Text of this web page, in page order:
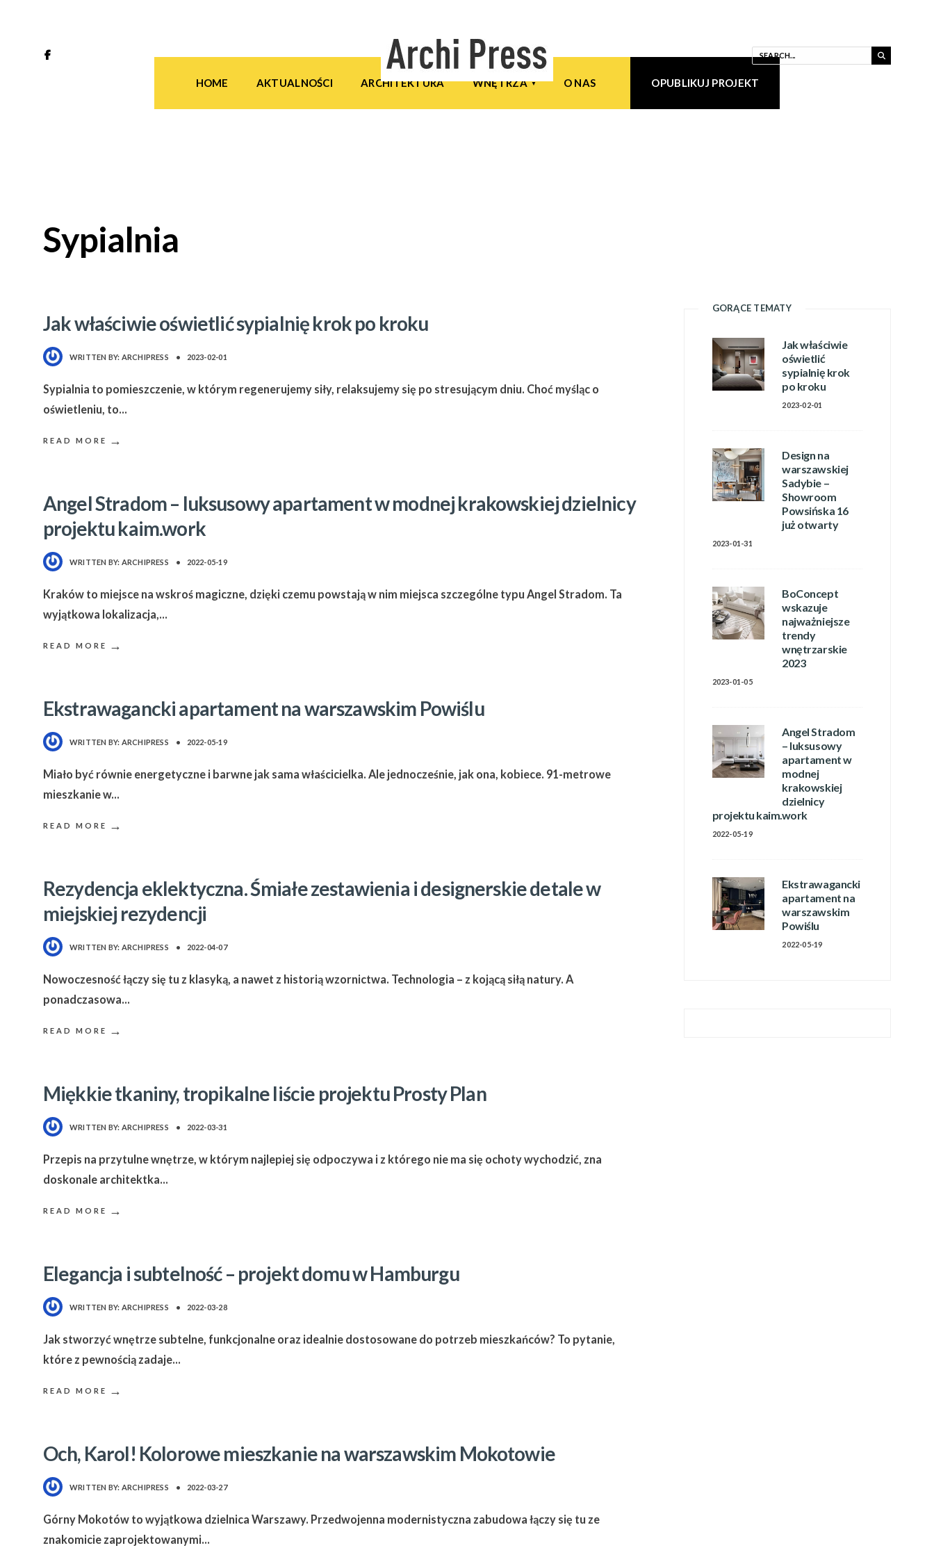
HOME AKTUALNOŚCI ARCHITEKTURA WNĘTRZA O NAS OPUBLIKUJ PROJEKT
Sypialnia
Jak właściwie oświetlić sypialnię krok po kroku
WRITTEN BY: ARCHIPRESS • 2023-02-01
Sypialnia to pomieszczenie, w którym regenerujemy siły, relaksujemy się po stresującym dniu. Choć myśląc o
oświetleniu, to...
READ MORE →
Angel Stradom – luksusowy apartament w modnej krakowskiej dzielnicy
projektu kaim.work
WRITTEN BY: ARCHIPRESS • 2022-05-19
Kraków to miejsce na wskroś magiczne, dzięki czemu powstają w nim miejsca szczególne typu Angel Stradom. Ta
wyjątkowa lokalizacja,...
READ MORE →
Ekstrawagancki apartament na warszawskim Powiślu
WRITTEN BY: ARCHIPRESS • 2022-05-19
Miało być równie energetyczne i barwne jak sama właścicielka. Ale jednocześnie, jak ona, kobiece. 91-metrowe
mieszkanie w...
READ MORE →
Rezydencja eklektyczna. Śmiałe zestawienia i designerskie detale w
miejskiej rezydencji
WRITTEN BY: ARCHIPRESS • 2022-04-07
Nowoczesność łączy się tu z klasyką, a nawet z historią wzornictwa. Technologia – z kojącą siłą natury. A
ponadczasowa...
READ MORE →
Miękkie tkaniny, tropikalne liście projektu Prosty Plan
WRITTEN BY: ARCHIPRESS • 2022-03-31
Przepis na przytulne wnętrze, w którym najlepiej się odpoczywa i z którego nie ma się ochoty wychodzić, zna
doskonale architektka...
READ MORE →
Elegancja i subtelność – projekt domu w Hamburgu
WRITTEN BY: ARCHIPRESS • 2022-03-28
Jak stworzyć wnętrze subtelne, funkcjonalne oraz idealnie dostosowane do potrzeb mieszkańców? To pytanie,
które z pewnością zadaje...
READ MORE →
Och, Karol! Kolorowe mieszkanie na warszawskim Mokotowie
WRITTEN BY: ARCHIPRESS • 2022-03-27
Górny Mokotów to wyjątkowa dzielnica Warszawy. Przedwojenna modernistyczna zabudowa łączy się tu ze
znakomicie zaprojektowanymi...
GORĄCE TEMATY
Jak właściwie
oświetlić
sypialnię krok
po kroku
2023-02-01
Design na
warszawskiej
Sadybie –
Showroom
Powsińska 16
już otwarty
2023-01-31
BoConcept
wskazuje
najważniejsze
trendy
wnętrzarskie
2023
2023-01-05
Angel Stradom
– luksusowy
apartament w
modnej
krakowskiej
dzielnicy
projektu kaim.work
2022-05-19
Ekstrawagancki
apartament na
warszawskim
Powiślu
2022-05-19